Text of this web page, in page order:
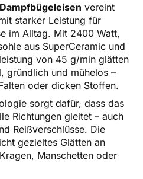
vereint
starker Leistung für
im Alltag. Mit 2400 Watt,
aus SuperCeramic und
von 45 g/min glätten
gründlich und mühelos –
oder dicken Stoffen.
sorgt dafür, dass das
Richtungen gleitet – auch
Reißverschlüsse. Die
gezieltes Glätten an
Manschetten oder